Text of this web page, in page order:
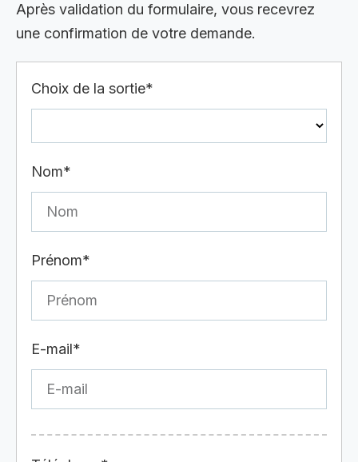
Après validation du formulaire, vous recevrez
une confirmation de votre demande.
Choix de la sortie*
Nom*
Prénom*
E-mail*